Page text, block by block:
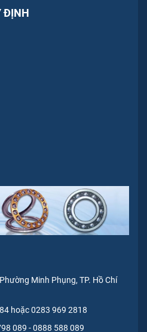
ĐỊNH
Minh Phụng, TP. Hồ Chí
hoặc 0283 969 2818
089 -0888 588 089